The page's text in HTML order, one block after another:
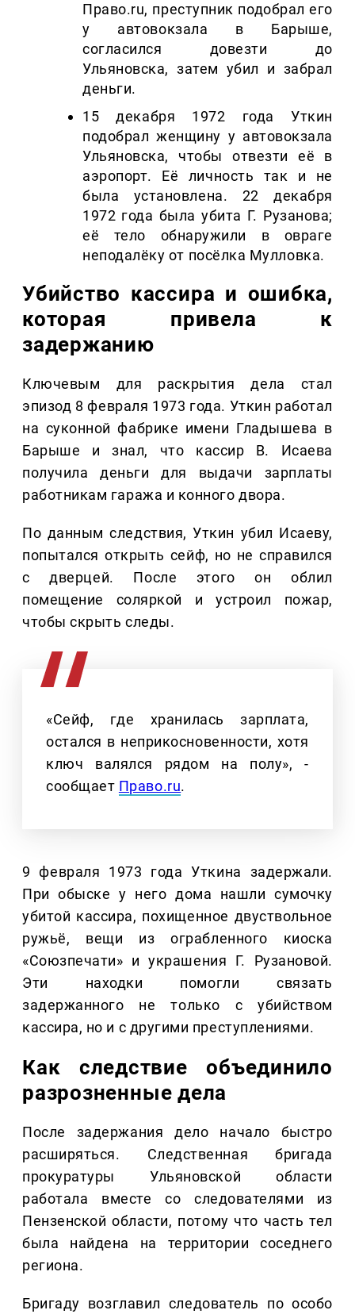
Право.ru, преступник подобрал его
у автовокзала в Барыше,
согласился довезти до
Ульяновска, затем убил и забрал
деньги.
15 декабря 1972 года Уткин
подобрал женщину у автовокзала
Ульяновска, чтобы отвезти её в
аэропорт. Её личность так и не
была установлена. 22 декабря
1972 года была убита Г. Рузанова;
её тело обнаружили в овраге
неподалёку от посёлка Мулловка.
Убийство кассира и ошибка,
которая привела к
задержанию
Ключевым для раскрытия дела стал
эпизод 8 февраля 1973 года. Уткин работал
на суконной фабрике имени Гладышева в
Барыше и знал, что кассир В. Исаева
получила деньги для выдачи зарплаты
работникам гаража и конного двора.
По данным следствия, Уткин убил Исаеву,
попытался открыть сейф, но не справился
с дверцей. После этого он облил
помещение соляркой и устроил пожар,
чтобы скрыть следы.
«Сейф, где хранилась зарплата,
остался в неприкосновенности, хотя
ключ валялся рядом на полу», -
сообщает Право.ru.
9 февраля 1973 года Уткина задержали.
При обыске у него дома нашли сумочку
убитой кассира, похищенное двуствольное
ружьё, вещи из ограбленного киоска
«Союзпечати» и украшения Г. Рузановой.
Эти находки помогли связать
задержанного не только с убийством
кассира, но и с другими преступлениями.
Как следствие объединило
разрозненные дела
После задержания дело начало быстро
расширяться. Следственная бригада
прокуратуры Ульяновской области
работала вместе со следователями из
Пензенской области, потому что часть тел
была найдена на территории соседнего
региона.
Бригаду возглавил следователь по особо